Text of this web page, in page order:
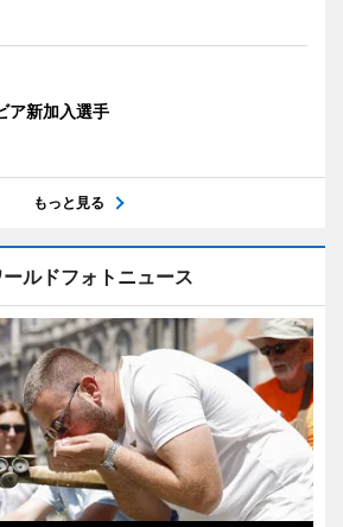
ア新加入選手
もっと見る
ールドフォトニュース